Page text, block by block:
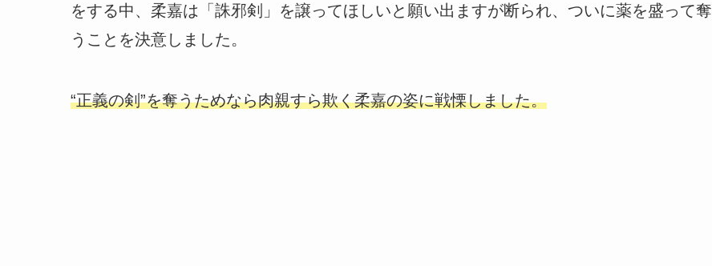
をする中、柔嘉は「誅邪剣」を譲ってほしいと願い出ますが断られ、ついに薬を盛って奪
うことを決意しました。
“正義の剣”を奪うためなら肉親すら欺く柔嘉の姿に戦慄しました。